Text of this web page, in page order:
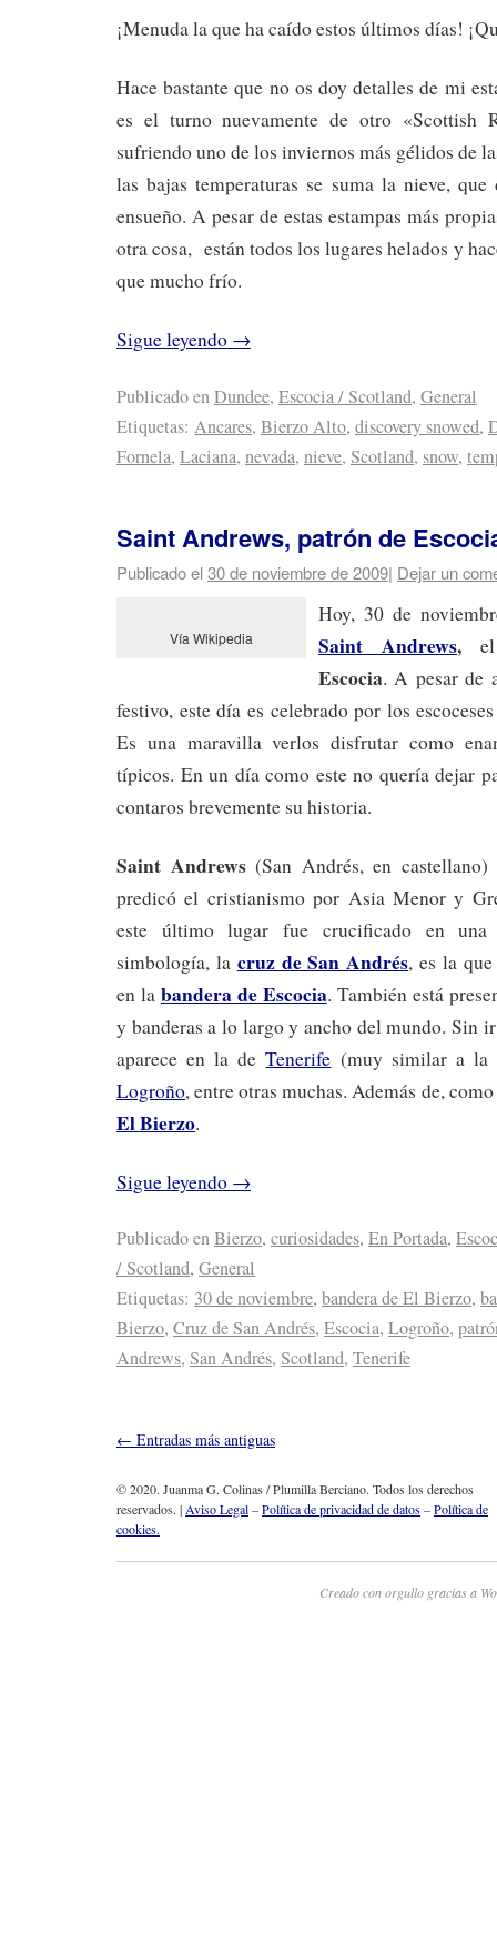
¡Menuda la que ha caído estos últimos días!
Hace bastante que no os doy detalles de mi
es el turno nuevamente de otro «Scottish
sufriendo uno de los inviernos más gélidos de
las bajas temperaturas se suma la nieve, que
ensueño. A pesar de estas estampas más
otra cosa, están todos los lugares helados y
que mucho frío.
Sigue leyendo →
Publicado enDundee, Escocia / Scotland, General
Etiquetas: Ancares, Bierzo Alto, discovery snowed,
Fornela, Laciana, nevada, nieve, Scotland, snow,
Saint Andrews, patrón de
Publicado el30 de noviembre de 2009| Dejar un
Vía Wikipedia
Hoy, 30 de
Saint Andrews,
Escocia. A pesar de
festivo, este día es celebrado por los
Es una maravilla verlos disfrutar como
típicos. En un día como este no quería dejar
contaros brevemente su historia.
Saint Andrews(San Andrés, en castellano)
predicó el cristianismo por Asia Menor y
este último lugar fue crucificado en una
simbología, la cruz de San Andrés, es la
en la bandera de Escocia. También está
y banderas a lo largo y ancho del mundo. Sin
aparece en la deTenerife (muy similar a la
Logroño, entre otras muchas. Además de,
El Bierzo.
Sigue leyendo →
Publicado enBierzo, curiosidades, En Portada,
/ Scotland, General
Etiquetas: 30 de noviembre, bandera de El Bierzo,
Bierzo, Cruz de San Andrés, Escocia, Logroño,
Andrews, San Andrés, Scotland, Tenerife
← Entradas más antiguas
© 2020. Juanma G. Colinas / Plumilla Berciano. Todos los derechos
reservados. | Aviso Legal–Política de privacidad de datos–Política de
cookies.
Creado con orgullo gracias a